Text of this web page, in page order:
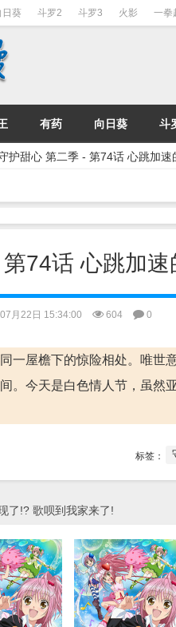
日葵 斗罗2 斗罗3 火影 一拳
有药 向日葵 斗
护甜心 第二季 - 第74话 心跳加速
74话 心跳加
月22日 15:34:00 604 0
一屋檐下的惊险相处。唯
。今天是白色情人节，虽然
标签：
了!? 歌呗到我家来了!